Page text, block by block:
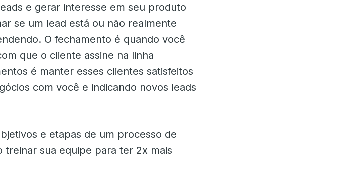
e gerar interesse em seu produto
se um lead está ou não realmente
O fechamento é quando você
que o cliente assine na linha
é manter esses clientes satisfeitos
com você e indicando novos leads
e etapas de um processo de
sua equipe para ter 2x mais